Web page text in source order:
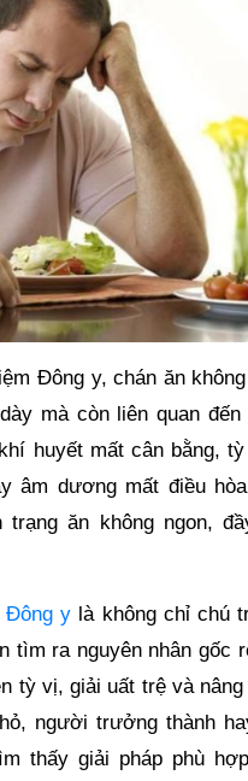
Đông y, chán ăn
mà còn liên quan
huyết mất cân bằng,
âm dương mất điều
trạng ăn không ngon,
Đông y là không chỉ chú
tìm ra nguyên nhân gốc
tỳ vị, giải uất trệ và
người trưởng thành
thấy giải pháp phù